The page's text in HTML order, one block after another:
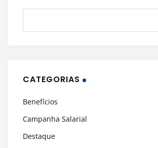
CATEGORIAS
Benefícios
Campanha Salarial
Destaque